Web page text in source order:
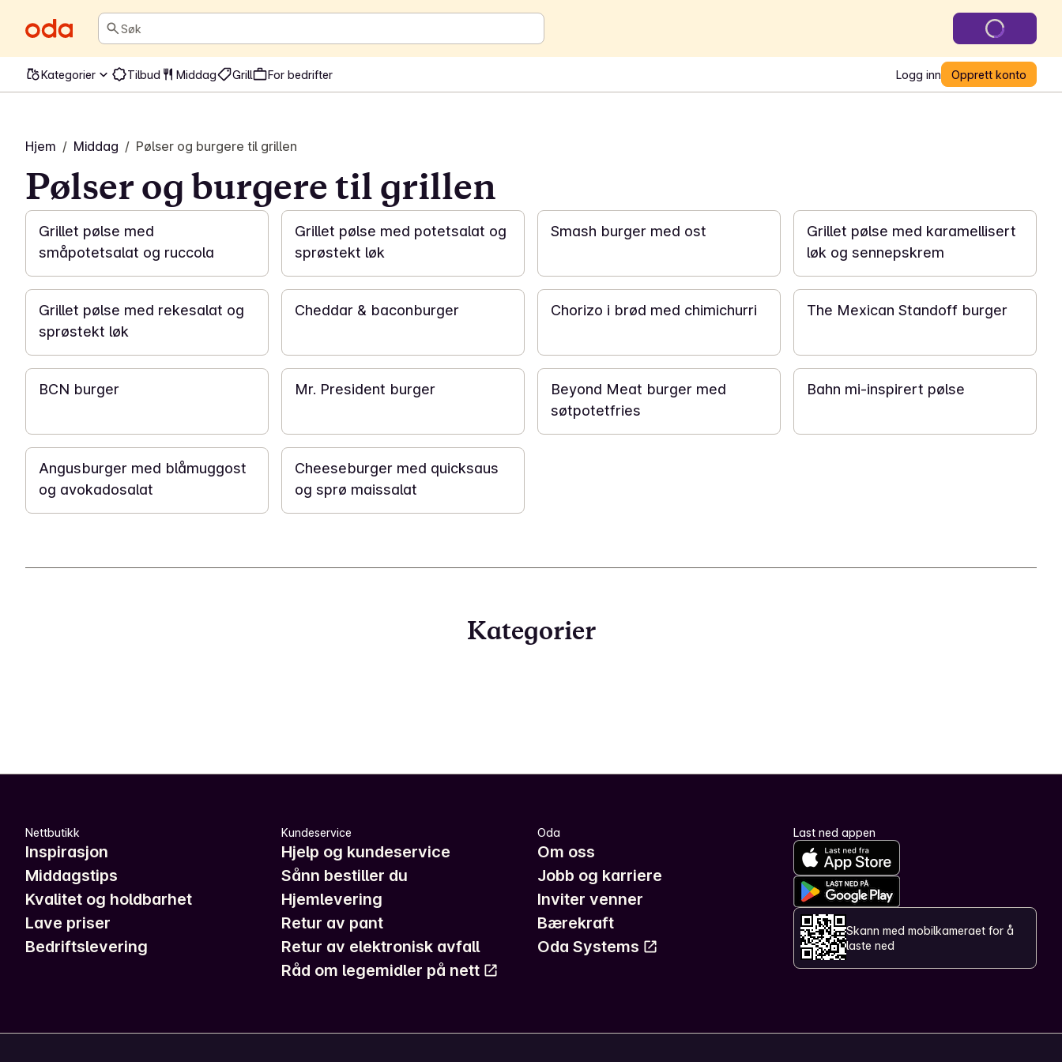
Søk
Kategorier Tilbud Middag Grill For bedrifter Logg inn Opprett konto
Hjem / Middag / Pølser og burgere til grillen
Pølser og burgere til grillen
25 min
Grillet pølse med
småpotetsalat og ruccola
10 min
Grillet pølse med potetsalat og
sprøstekt løk
Smash burger med ost
Grillet pølse med karamellisert
løk og sennepskrem
20 min
Grillet pølse med rekesalat og
sprøstekt løk
30 min
Cheddar & baconburger
25 min
Chorizo i brød med chimichurri
30 min
The Mexican Standoff burger
30 min
BCN burger
30 min
Mr. President burger
40 min
Beyond Meat burger med
søtpotetfries
30 min
Bahn mi-inspirert pølse
20 min
Angusburger med blåmuggost
og avokadosalat
30 min
Cheeseburger med quicksaus
og sprø maissalat
Kategorier
Nettbutikk
Inspirasjon
Middagstips
Kvalitet og holdbarhet
Lave priser
Bedriftslevering
Kundeservice
Hjelp og kundeservice
Sånn bestiller du
Hjemlevering
Retur av pant
Retur av elektronisk avfall
Råd om legemidler på nett
Oda
Om oss
Jobb og karriere
Inviter venner
Bærekraft
Oda Systems
Last ned appen
Skann med mobilkameraet for å
laste ned